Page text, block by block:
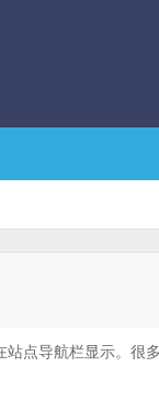
点导航栏显示。很